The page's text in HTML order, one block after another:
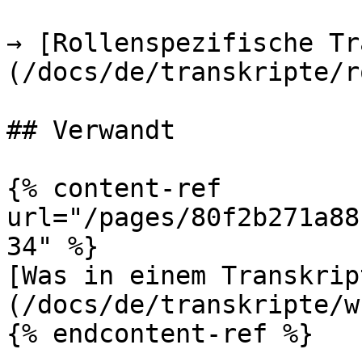
→ [Rollenspezifische
(/docs/de/transkripte/
## Verwandt
{% content-ref
url="/pages/
34" %}
[Was in einem
(/docs/de/transkripte/
{% endcontent-ref %}